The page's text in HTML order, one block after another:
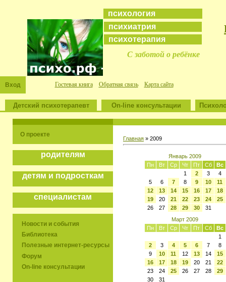
психология
психиатрия
психотерапия
С заботой о ребёнке
Вход Гостевая книга Обратная связь Карта сайта
Детский психотерапевт On-line консультации
О проекте
родителям
детям и подросткам
специалистам
Новости и события
Библиотека
Полезные интернет-ресурсы
Форум
On-line консультации
Главная » 2009
Январь 2009
Пн
Вт Ср Чт Пт Сб
Вс
1
2 3
4
5
6 7 8 9 10
11
12
13 14 15 16 17
18
19
20 21 22 23 24
25
26
27 28 29 30
31
Март 2009
Пн
Вт Ср Чт Пт Сб
Вс
1
2
3 4 5 6 7
8
9
10 11 12 13 14
15
16
17 18 19 20 21
22
23
24 25 26 27 28
29
30
31